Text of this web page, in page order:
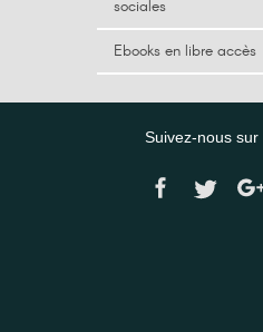
sociales
Ebooks en libre accès
Suivez-nous sur